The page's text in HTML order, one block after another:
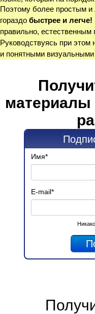
Поэтому более простым
гораздо быстрее и легче!
правильно, естественным
Руководствуясь при
и понятными
материалы
Имя*
E-mail*